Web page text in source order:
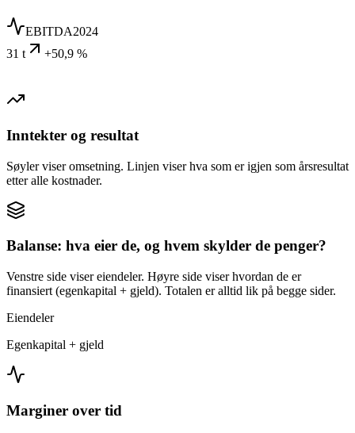
EBITDA2024
31 t
+50,9 %
Inntekter og resultat
Søyler viser omsetning. Linjen viser hva som er igjen som årsresultat
etter alle kostnader.
Balanse: hva eier de, og hvem skylder de penger?
Venstre side viser eiendeler. Høyre side viser hvordan de er
finansiert (egenkapital + gjeld). Totalen er alltid lik på begge sider.
Eiendeler
Egenkapital + gjeld
Marginer over tid